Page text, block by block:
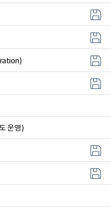
운영)